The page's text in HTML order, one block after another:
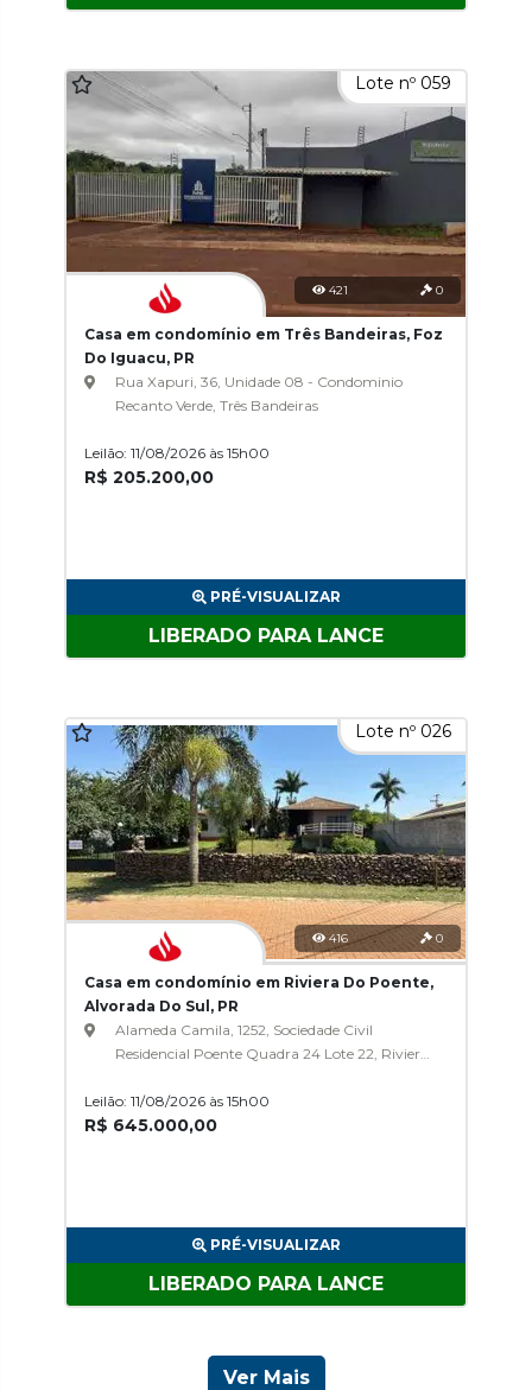
Lote nº 059
421 0
Casa em condomínio em Três Bandeiras, Foz
Do Iguacu, PR
Rua Xapuri, 36, Unidade 08 - Condominio
Recanto Verde, Três Bandeiras
Leilão: 11/08/2026 às 15h00
R$ 205.200,00
PRÉ-VISUALIZAR
LIBERADO PARA LANCE
Lote nº 026
416 0
Casa em condomínio em Riviera Do Poente,
Alvorada Do Sul, PR
Alameda Camila, 1252, Sociedade Civil
Residencial Poente Quadra 24 Lote 22, Riviera
Leilão: 11/08/2026 às 15h00
R$ 645.000,00
PRÉ-VISUALIZAR
LIBERADO PARA LANCE
Ver Mais